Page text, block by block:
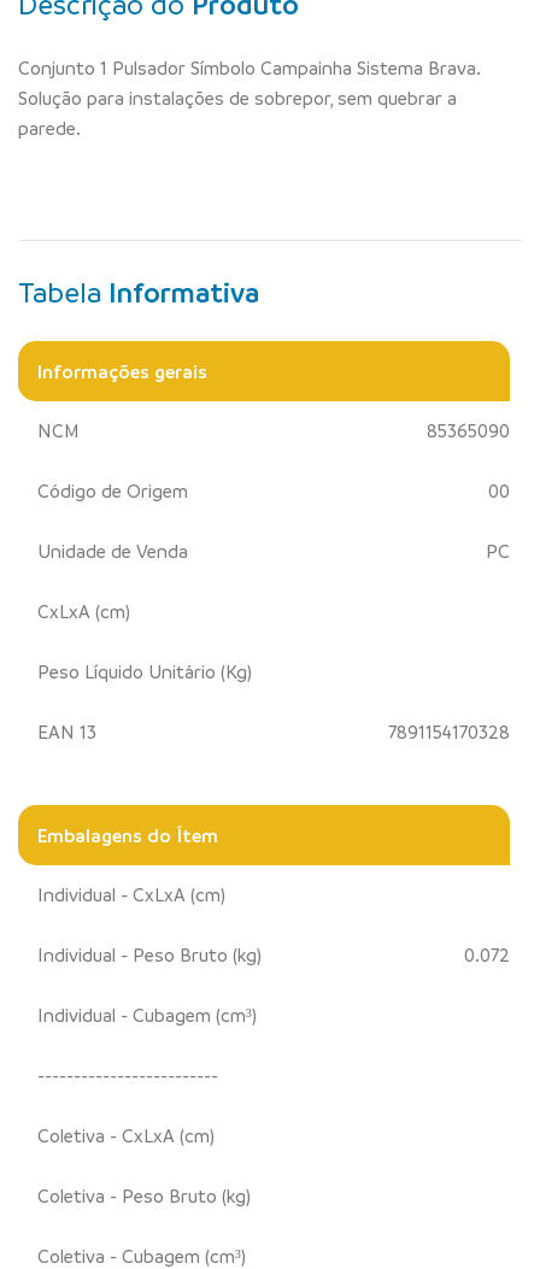
Conjunto 1 Pulsador Símbolo Campainha Sistema Brava.
Solução para instalações de sobrepor, sem quebrar a
parede.
Tabela Informativa
Informações gerais
NCM 85365090
Código de Origem 00
Unidade de Venda PC
CxLxA (cm)
Peso Líquido Unitário (Kg)
EAN 13 7891154170328
Embalagens do Ítem
Individual - CxLxA (cm)
Individual - Peso Bruto (kg) 0.072
Individual - Cubagem (cm³)
-------------------------
Coletiva - CxLxA (cm)
Coletiva - Peso Bruto (kg)
Coletiva - Cubagem (cm³)